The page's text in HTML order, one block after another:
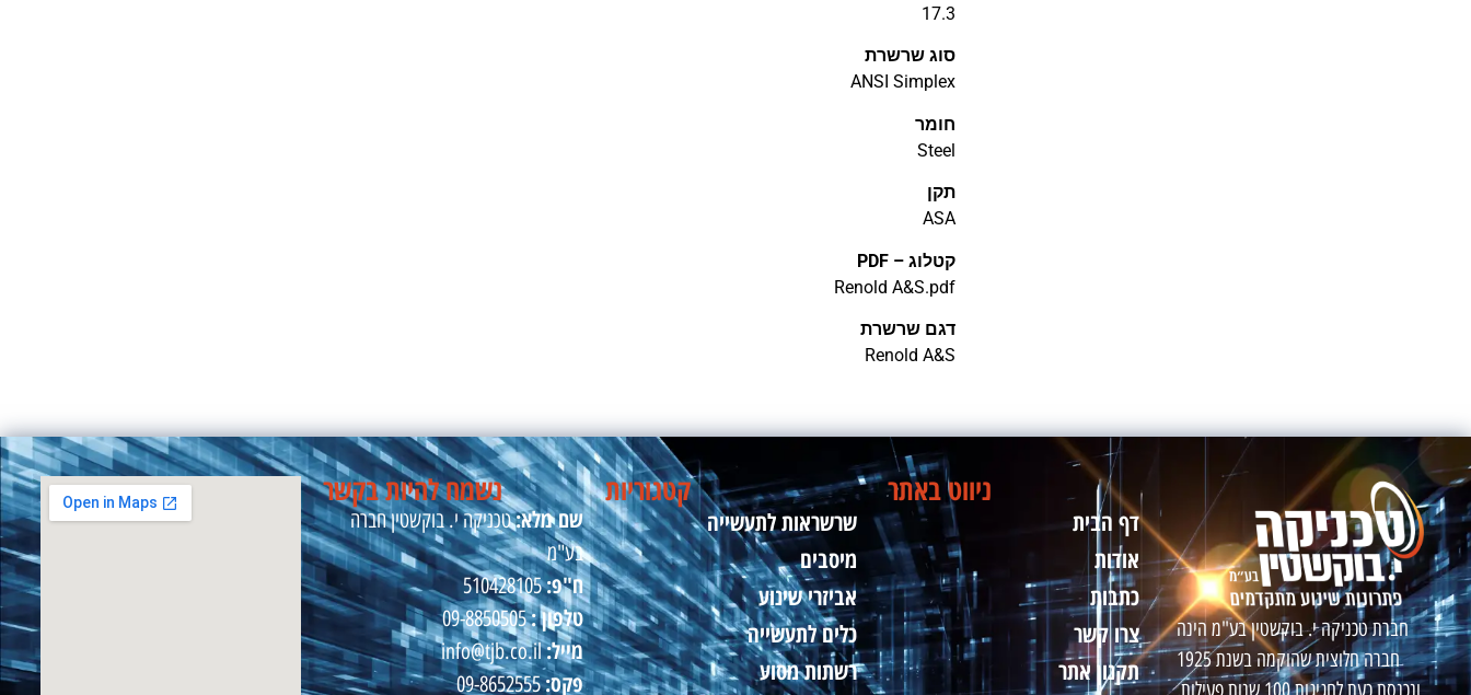
17.3
סוג שרשרת
ANSI Simplex
חומר
Steel
תקן
ASA
קטלוג – PDF
Renold A&S.pdf
דגם שרשרת
Renold A&S
חברת טכניקה י. בוקשטין בע"מ הינה
חברה חלוצית שהוקמה בשנת 1925
ונכנסת כעת לחגיגות 100 שנות פעילות.
ניווט באתר
דף הבית
אודות
כתבות
צרו קשר
תקנון אתר
קטגוריות
שרשראות לתעשייה
מיסבים
אביזרי שינוע
כלים לתעשייה
רשתות מסוע
נשמח להיות בקשר
שם מלא:טכניקה י. בוקשטין חברה
בע"מ
ח"פ:510428105
טלפון :09-8850505
מייל:info@tjb.co.il
פקס:09-8652555